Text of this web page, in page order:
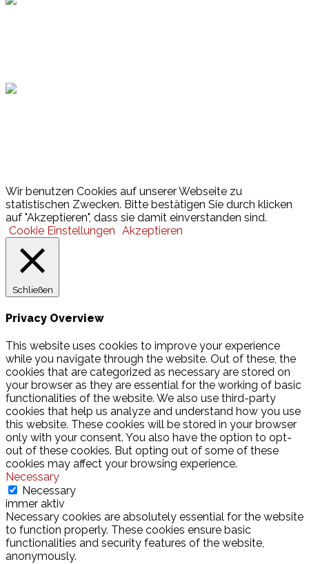
Wir benutzen Cookies auf unserer Webseite zu
statistischen Zwecken. Bitte bestätigen Sie durch klicken
auf "Akzeptieren", dass sie damit einverstanden sind.
Cookie Einstellungen Akzeptieren
Schließen
Privacy Overview
This website uses cookies to improve your experience
while you navigate through the website. Out of these, the
cookies that are categorized as necessary are stored on
your browser as they are essential for the working of basic
functionalities of the website. We also use third-party
cookies that help us analyze and understand how you use
this website. These cookies will be stored in your browser
only with your consent. You also have the option to opt-
out of these cookies. But opting out of some of these
cookies may affect your browsing experience.
Necessary
Necessary
immer aktiv
Necessary cookies are absolutely essential for the website
to function properly. These cookies ensure basic
functionalities and security features of the website,
anonymously.